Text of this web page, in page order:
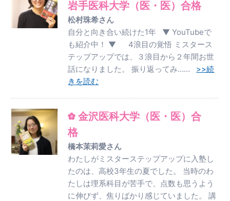
岩手医科大学（医・医）合格
松村珠希さん
自分と向き合い続けた1年 ▼ YouTubeで
も紹介中！ ▼ 4浪目の覚悟 ミスタース
テップアップでは、３浪目から２年間お世
話になりました。 振り返ってみ…… >>続
きを読む
金沢医科大学（医・医）合
格
橋本茉莉愛さん
わたしがミスターステップアップに入塾し
たのは、高校3年生の夏でした。 当時のわ
たしは理系科目が苦手で、点数も思うよう
に伸びず、焦りばかり感じていました。 講